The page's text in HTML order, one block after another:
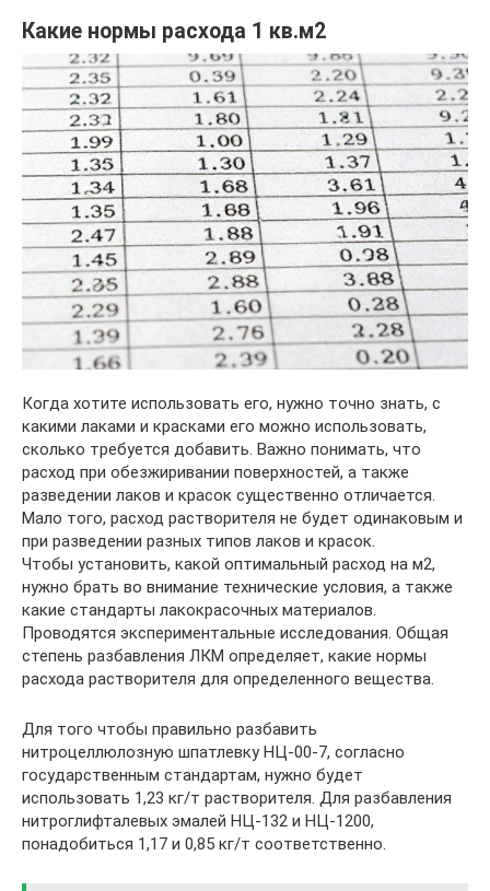
Какие нормы расхода 1 кв.м2
Когда хотите использовать его, нужно точно знать, с
какими лаками и красками его можно использовать,
сколько требуется добавить. Важно понимать, что
расход при обезжиривании поверхностей, а также
разведении лаков и красок существенно отличается.
Мало того, расход растворителя не будет одинаковым и
при разведении разных типов лаков и красок.
Чтобы установить, какой оптимальный расход на м2,
нужно брать во внимание технические условия, а также
какие стандарты лакокрасочных материалов.
Проводятся экспериментальные исследования. Общая
степень разбавления ЛКМ определяет, какие нормы
расхода растворителя для определенного вещества.
Для того чтобы правильно разбавить
нитроцеллюлозную шпатлевку НЦ-00-7, согласно
государственным стандартам, нужно будет
использовать 1,23 кг/т растворителя. Для разбавления
нитроглифталевых эмалей НЦ-132 и НЦ-1200,
понадобиться 1,17 и 0,85 кг/т соответственно.